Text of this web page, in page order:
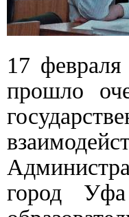
17
прошло
город